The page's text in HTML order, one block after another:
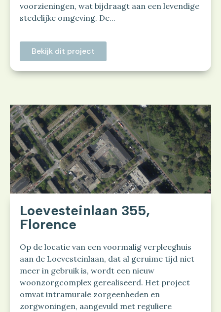
voorzieningen, wat bijdraagt aan een levendige
stedelijke omgeving. De...
Bekijk dit project
Loevesteinlaan 355,
Florence
Op de locatie van een voormalig verpleeghuis
aan de Loevesteinlaan, dat al geruime tijd niet
meer in gebruik is, wordt een nieuw
woonzorgcomplex gerealiseerd. Het project
omvat intramurale zorgeenheden en
zorgwoningen, aangevuld met reguliere